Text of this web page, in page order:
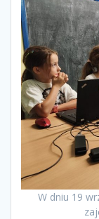
W dniu 19